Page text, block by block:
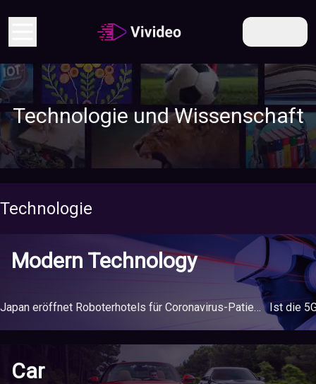
Technologie und Wissenschaft
Technologie
Modern Technology
Japan eröffnet Roboterhotels für Coronavirus-Patienten in Tokio
Car